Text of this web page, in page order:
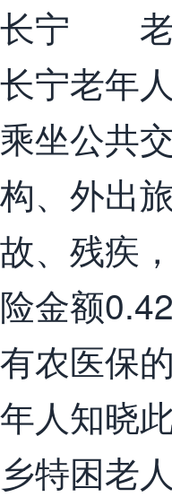
长宁 老
长宁老年
乘坐公共
构、外出
故、残疾
险金额
有农医保
年人知晓
乡特困老